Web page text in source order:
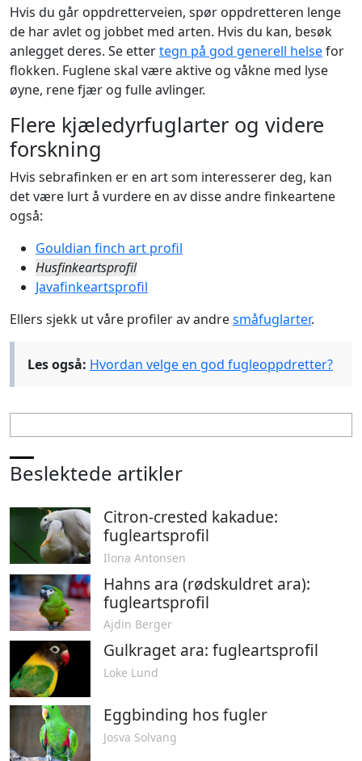
Hvis du går oppdretterveien, spør oppdretteren lenge
de har avlet og jobbet med arten. Hvis du kan, besøk
anlegget deres. Se ettertegn på god generell helsefor
flokken. Fuglene skal være aktive og våkne med lyse
øyne, rene fjær og fulle avlinger.
Flere kjæledyrfuglarter og videre
forskning
Hvis sebrafinken er en art som interesserer deg, kan
det være lurt å vurdere en av disse andre finkeartene
også:
Gouldian finch art profil
Husfinkeartsprofil
Javafinkeartsprofil
Ellers sjekk ut våre profiler av andresmåfuglarter.
Les også: Hvordan velge en god fugleoppdretter?
Beslektede artikler
Citron-crested kakadue:
fugleartsprofil
Ilona Antonsen
Hahns ara (rødskuldret ara):
fugleartsprofil
Ajdin Berger
Gulkraget ara: fugleartsprofil
Loke Lund
Eggbinding hos fugler
Josva Solvang